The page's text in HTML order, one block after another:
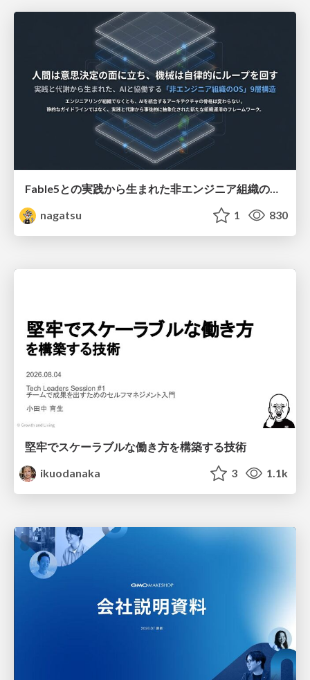
Fable5との実践から生まれた非エンジニア組織のループエンジニアリング
nagatsu
1 830
堅牢でスケーラブルな働き方を構築する技術
ikuodanaka
3 1.1k